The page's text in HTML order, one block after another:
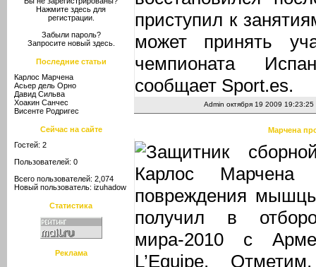
Нажмите здесь для
регистрации.
Забыли пароль?
Запросите новый здесь.
Последние статьи
Карлос Марчена
Асьер дель Орно
Давид Сильва
Хоакин Санчес
Висенте Родригес
Сейчас на сайте
Гостей: 2
Пользователей: 0
Всего пользователей: 2,074
Новый пользователь: izuhadow
Статистика
Реклама
приступил к
может принять
чемпионата
сообщает Sport.es.
Admin октября 19 2009 19:23:25
Марчена
Защитник
Карлос Марчена
повреждения
получил в
мира-2010 с
L’Equipe.